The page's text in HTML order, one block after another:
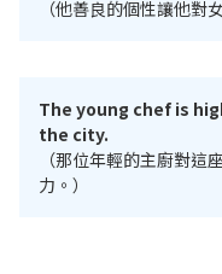
（他善良的個性讓他對
The young chef is
the city.
（那位年輕的主廚對這
力。）